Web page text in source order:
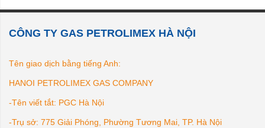
CÔNG TY GAS PETROLIMEX HÀ NỘI
Tên giao dịch bằng tiếng Anh:
HANOI PETROLIMEX GAS COMPANY
-Tên viết tắt: PGC Hà Nội
-Trụ sở: 775 Giải Phóng, Phường Tương Mai, TP. Hà Nội